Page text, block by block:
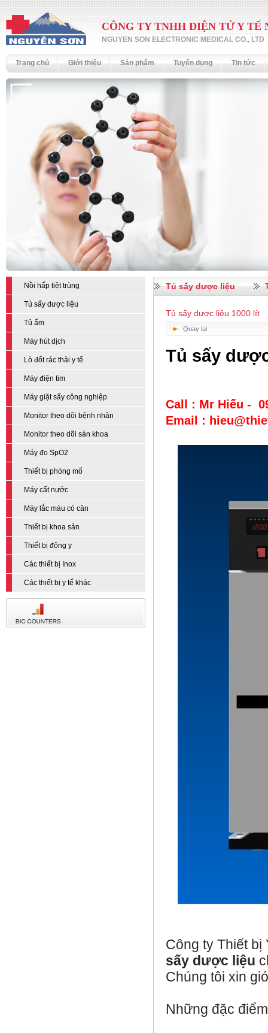
CÔNG TY TNHH ĐIỆN TỬ Y TẾ
NGUYEN SON ELECTRONIC MEDICAL CO., LTD
Trang chủ Giới thiệu Sản phẩm Tuyển dụng Tin tức
Nồi hấp tiệt trùng
Tủ sấy dược liệu
Tủ ấm
Máy hút dịch
Lò đốt rác thải y tế
Máy điện tim
Máy giặt sấy công nghiệp
Monitor theo dõi bệnh nhân
Monitor theo dõi sản khoa
Máy đo SpO2
Thiết bị phòng mổ
Máy cất nước
Máy lắc máu có cân
Thiết bị khoa sản
Thiết bị đông y
Các thiết bị Inox
Các thiết bị y tế khác
Tủ sấy dược liệu
Tủ sấy dược liệu 1000 lít
Quay lại
Tủ sấy
Call : Mr Hiếu -
Email :
Công ty Thiết bị
sấy dược liệu
Chúng tôi xin
Những đặc